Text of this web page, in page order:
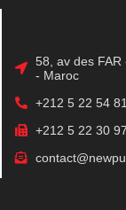
58, av des
- Maroc
+212 5 22 54
+212 5 22 30